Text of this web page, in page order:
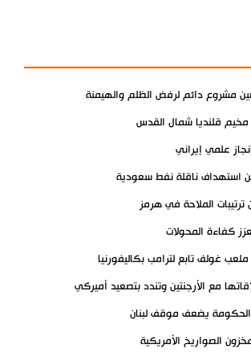
مشروع دائم لرفض الظلم والهيمنة
قلنديا شمال القدس
علمي إيراني
استهداف ناقلة نفط سعودية
ترتيبات الملاحة في هرمز
كفاءة المحولات
غولف تابع لترامب بكاليفورنيا
مع الأرجنتين وتندد بتصعيد أميركي
يضعف موقف لبنان
الصواريخ الأمريكية